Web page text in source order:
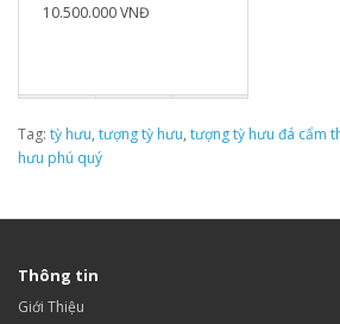
10.500.000 VNĐ
Tag: tỳ hưu, tượng tỳ hưu, tượng tỳ hưu đá cẩm
hưu phú quý
Thông tin
Giới Thiệu